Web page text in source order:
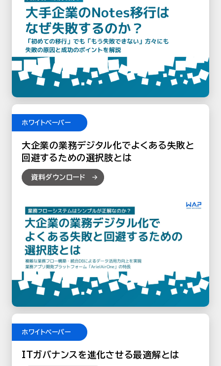
ホワイトペーパー
大企業の業務デジタル化でよくある失敗と
回避するための選択肢とは
資料ダウンロード
ホワイトペーパー
ITガバナンスを進化させる最適解とは